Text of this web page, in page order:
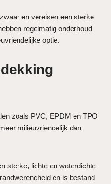
en vereisen een sterke
regelmatig onderhoud
optie.
zoals PVC, EPDM en TPO
milieuvriendelijk dan
sterke, lichte en waterdichte
en is bestand